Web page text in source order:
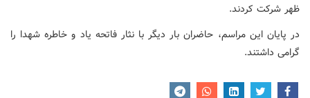
ظهر شرکت کردند.
در پایان این مراسم، حاضران بار دیگر با نثار فاتحه یاد و خاطره شهدا را
گرامی داشتند.